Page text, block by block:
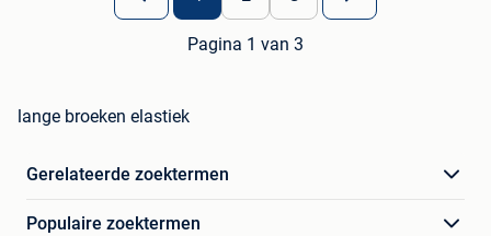
Pagina 1 van 3
lange broeken elastiek
Gerelateerde zoektermen
Populaire zoektermen